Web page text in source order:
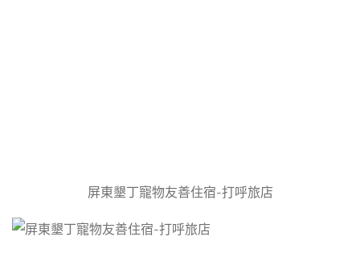
屏東墾丁寵物友善住宿-打呼旅店